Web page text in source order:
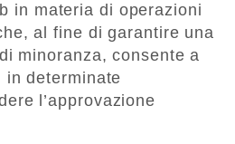
in materia di operazioni
al fine di garantire una
minoranza, consente a
determinate
l’approvazione